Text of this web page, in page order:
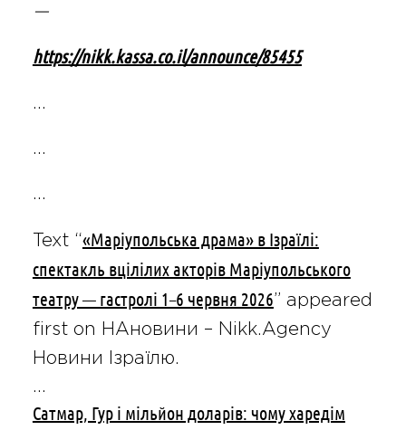
—
https://nikk.kassa.co.il/announce/85455
…
…
…
Text “«Маріупольська драма» в Ізраїлі:
спектакль вцілілих акторів Маріупольського
театру — гастролі 1–6 червня 2026” appeared
first on НАновини – Nikk.Agency
Новини Ізраїлю.
…
Сатмар, Гур і мільйон доларів: чому харедім